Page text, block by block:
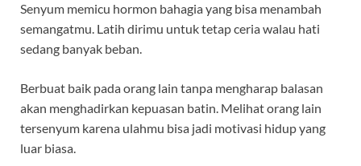
Senyum memicu hormon bahagia yang bisa menambah
semangatmu. Latih dirimu untuk tetap ceria walau hati
sedang banyak beban.
Berbuat baik pada orang lain tanpa mengharap balasan
akan menghadirkan kepuasan batin. Melihat orang lain
tersenyum karena ulahmu bisa jadi motivasi hidup yang
luar biasa.